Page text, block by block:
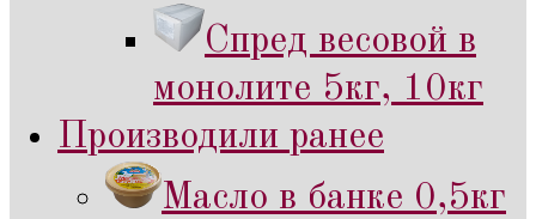
Спред весовой в
монолите 5кг, 10кг
Производили ранее
Масло в банке 0,5кг